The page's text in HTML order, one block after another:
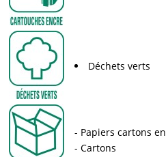
Déchets verts
Papiers cartons
Cartons